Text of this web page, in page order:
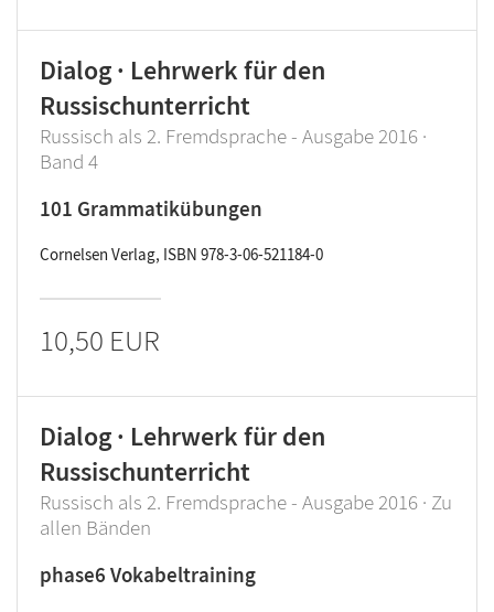
Dialog · Lehrwerk für den
Russischunterricht
Russisch als 2. Fremdsprache - Ausgabe 2016 ·
Band 4
101 Grammatikübungen
Cornelsen Verlag, ISBN 978-3-06-521184-0
10,50 EUR
Dialog · Lehrwerk für den
Russischunterricht
Russisch als 2. Fremdsprache - Ausgabe 2016 · Zu
allen Bänden
phase6 Vokabeltraining